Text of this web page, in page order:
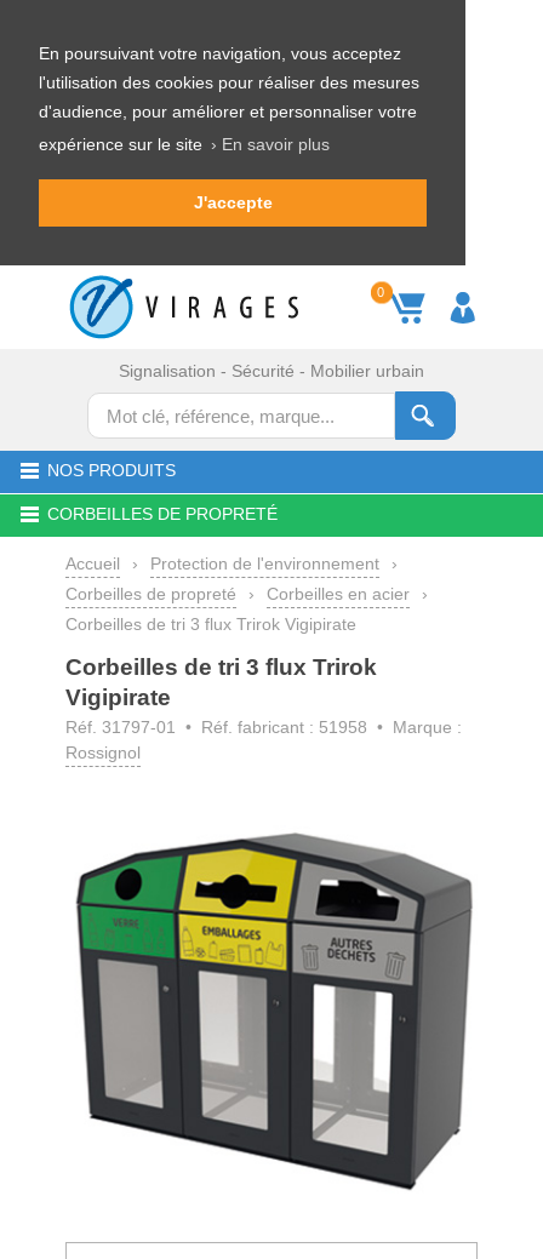
En poursuivant votre navigation, vous acceptez
l'utilisation des cookies pour réaliser des mesures
d'audience, pour améliorer et personnaliser votre
expérience sur le site › En savoir plus
J'accepte
0
Signalisation - Sécurité - Mobilier urbain
NOS PRODUITS
CORBEILLES DE PROPRETÉ
Accueil › Protection de l'environnement
›
Corbeilles de propreté
› Corbeilles en acier
›
Corbeilles de tri 3 flux Trirok Vigipirate
Corbeilles de tri 3 flux Trirok
Vigipirate
Réf. 31797-01
• Réf. fabricant : 51958 • Marque :
Rossignol